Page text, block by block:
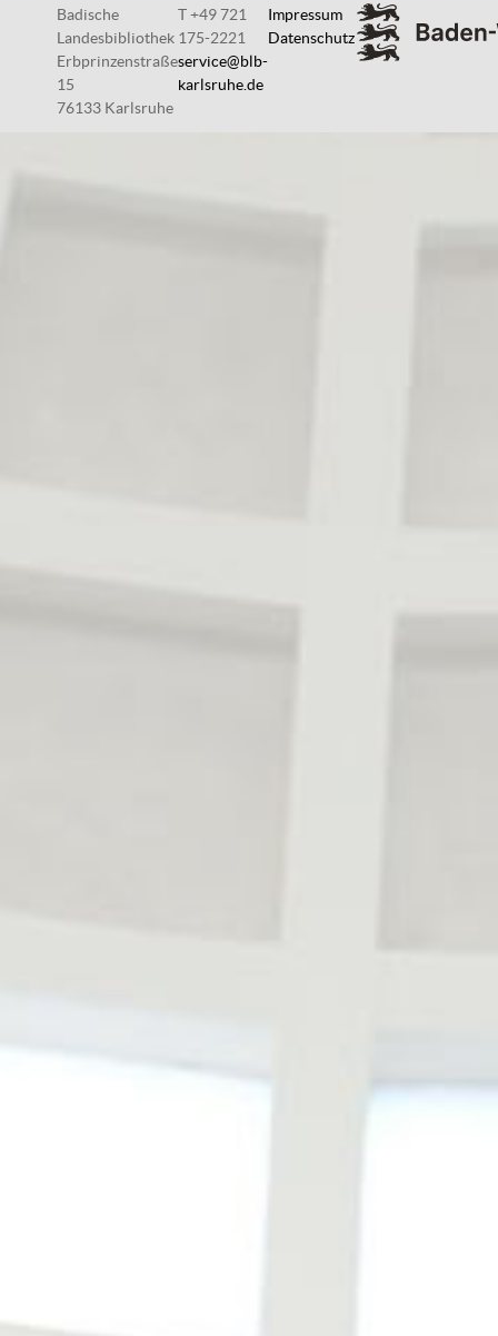
Badische
Landesbibliothek
Erbprinzenstraße
15
76133 Karlsruhe
T +49 721
175-2221
service@blb-
karlsruhe.de
Impressum
Datenschutz